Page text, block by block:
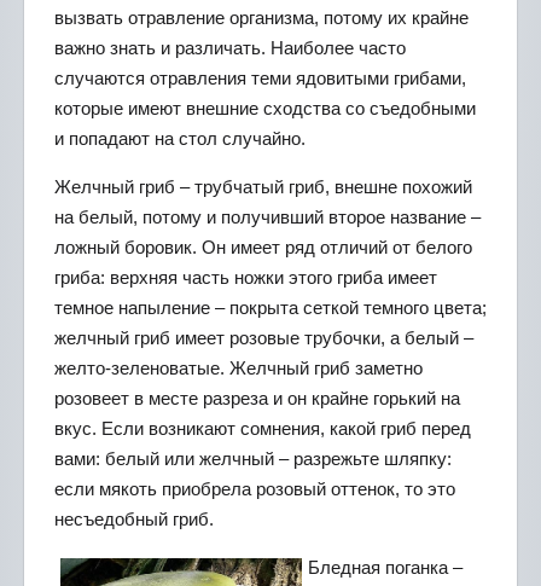
вызвать отравление организма, потому их крайне
важно знать и различать. Наиболее часто
случаются отравления теми ядовитыми грибами,
которые имеют внешние сходства со съедобными
и попадают на стол случайно.
Желчный гриб – трубчатый гриб, внешне похожий
на белый, потому и получивший второе название –
ложный боровик. Он имеет ряд отличий от белого
гриба: верхняя часть ножки этого гриба имеет
темное напыление – покрыта сеткой темного цвета;
желчный гриб имеет розовые трубочки, а белый –
желто-зеленоватые. Желчный гриб заметно
розовеет в месте разреза и он крайне горький на
вкус. Если возникают сомнения, какой гриб перед
вами: белый или желчный – разрежьте шляпку:
если мякоть приобрела розовый оттенок, то это
несъедобный гриб.
Бледная поганка –